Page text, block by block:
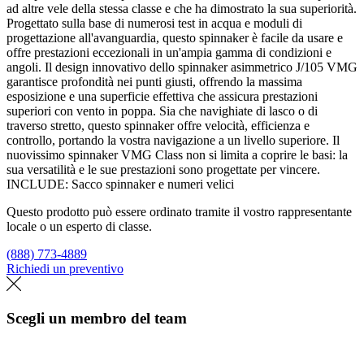
ad altre vele della stessa classe e che ha dimostrato la sua superiorità.
Progettato sulla base di numerosi test in acqua e moduli di
progettazione all'avanguardia, questo spinnaker è facile da usare e
offre prestazioni eccezionali in un'ampia gamma di condizioni e
angoli. Il design innovativo dello spinnaker asimmetrico J/105 VMG
garantisce profondità nei punti giusti, offrendo la massima
esposizione e una superficie effettiva che assicura prestazioni
superiori con vento in poppa. Sia che navighiate di lasco o di
traverso stretto, questo spinnaker offre velocità, efficienza e
controllo, portando la vostra navigazione a un livello superiore. Il
nuovissimo spinnaker VMG Class non si limita a coprire le basi: la
sua versatilità e le sue prestazioni sono progettate per vincere.
INCLUDE: Sacco spinnaker e numeri velici
Questo prodotto può essere ordinato tramite il vostro rappresentante
locale o un esperto di classe.
(888) 773-4889
Richiedi un preventivo
Scegli un membro del team